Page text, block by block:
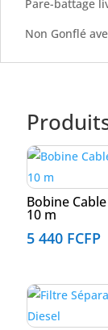
Pare-battage
Non Gonflé
Bobine Cable
10 m
5 440 FCFP